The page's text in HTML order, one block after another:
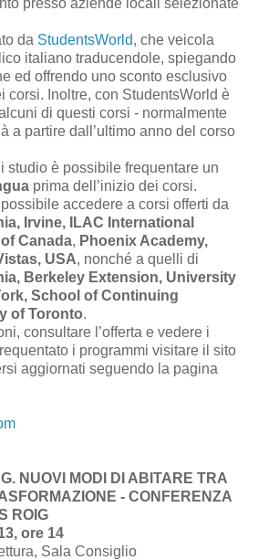
da StudentsWorld, che veicola
italiano traducendole, spiegando
ed offrendo uno sconto esclusivo
corsi. Inoltre, con StudentsWorld è
di questi corsi - normalmente
a partire dall’ultimo anno del corso
studio è possibile frequentare un
prima dell’inizio dei corsi.
accedere a corsi offerti da
Irvine,
ILAC International
Canada, Phoenix Academy,
USA, nonché a quelli di
Berkeley Extension, University
School of Continuing
of Toronto.
consultare l’offerta e vedere i
i programmi visitare il sito
aggiornati seguendo la pagina
NUOVI MODI DI ABITARE TRA
- CONFERENZA
ROIG
ore 14
Sala Consiglio